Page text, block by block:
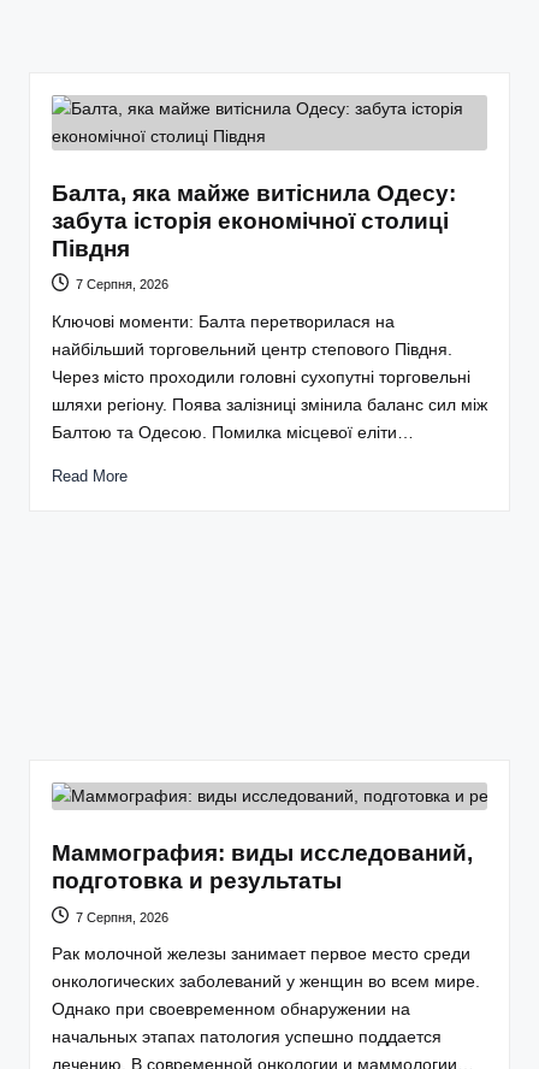
Балта, яка майже витіснила Одесу:
забута історія економічної столиці
Півдня
7 Серпня, 2026
Ключові моменти: Балта перетворилася на
найбільший торговельний центр степового Півдня.
Через місто проходили головні сухопутні торговельні
шляхи регіону. Поява залізниці змінила баланс сил між
Балтою та Одесою. Помилка місцевої еліти…
Read More
Маммография: виды исследований,
подготовка и результаты
7 Серпня, 2026
Рак молочной железы занимает первое место среди
онкологических заболеваний у женщин во всем мире.
Однако при своевременном обнаружении на
начальных этапах патология успешно поддается
лечению. В современной онкологии и маммологии…